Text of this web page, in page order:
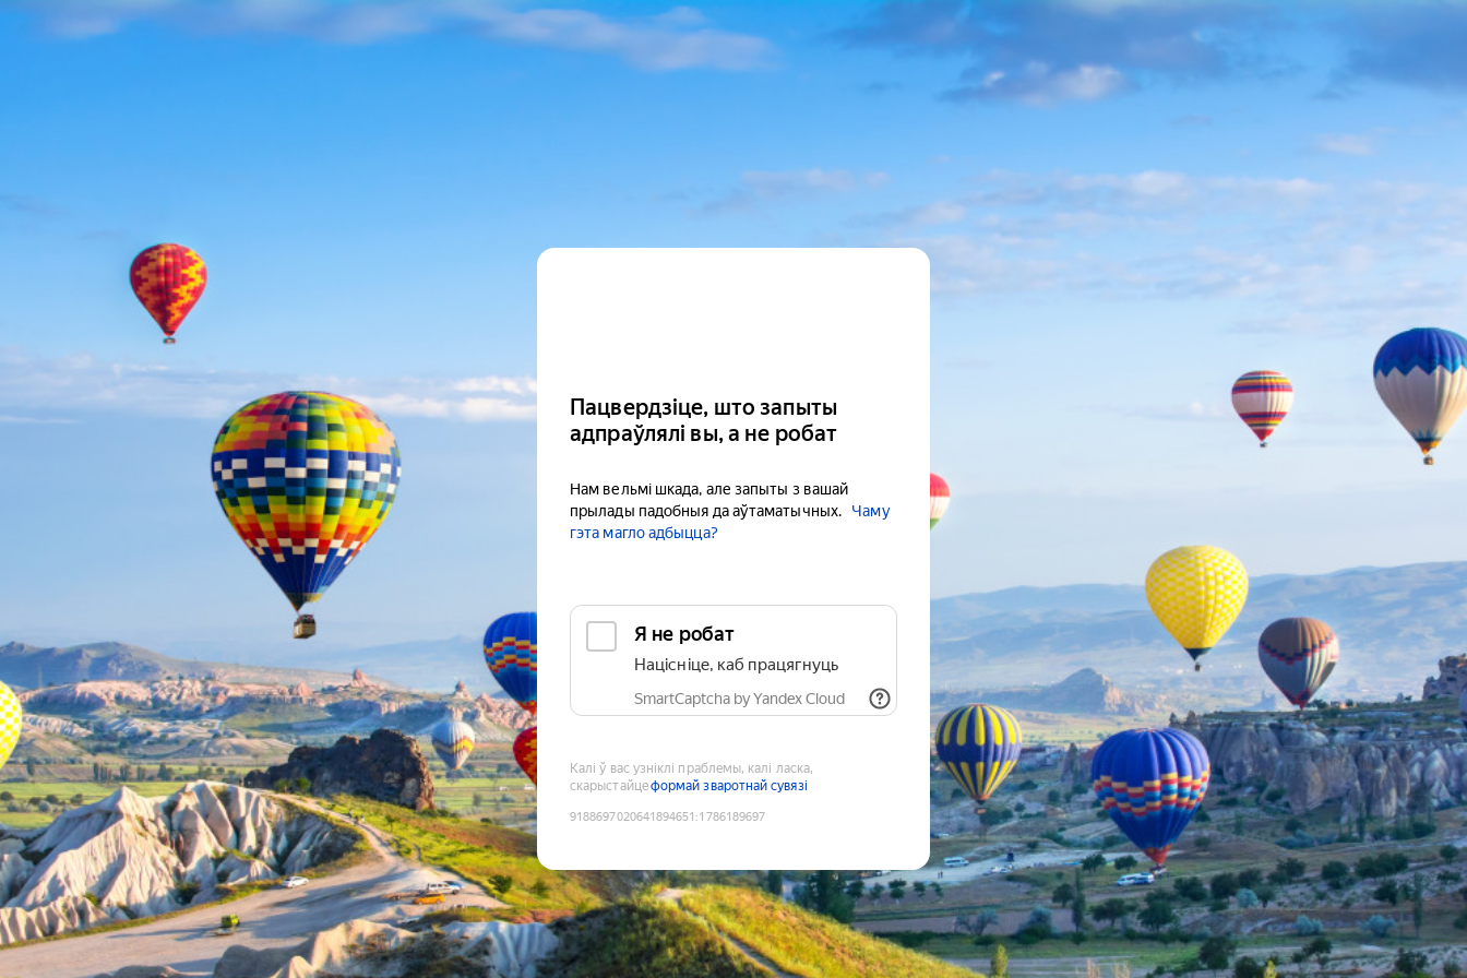
Пацвердзіце, што запыты
адпраўлялі вы, а не робат
Нам вельмі шкада, але запыты з вашай
прылады падобныя да аўтаматычных.
Чаму
гэта магло адбыцца?
Я не робат
Націсніце, каб працягнуць
SmartCaptcha by Yandex Cloud
Калі ў вас узніклі праблемы, калі ласка,
скарыстайцеформай зваротнай сувязі
9188697020641894651 :1786189697